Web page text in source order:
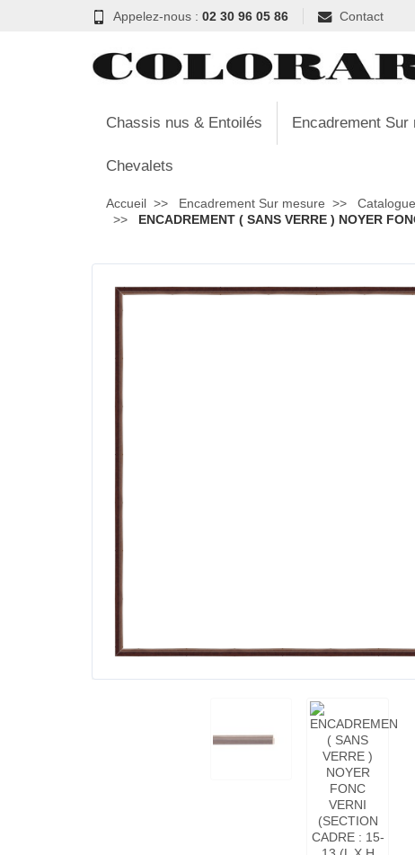
Appelez-nous : 02 30 96 05 86 Contact
Chassis nus & Entoilés Encadrement Sur
Chevalets
Accueil Encadrement Sur mesure
ENCADREMENT ( SANS VERRE ) NOYER